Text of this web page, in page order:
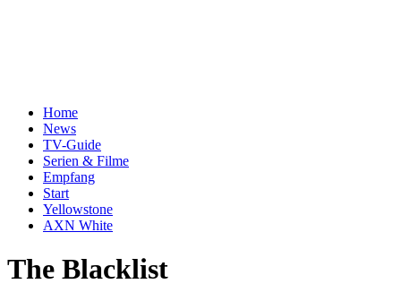
Home
News
TV-Guide
Serien & Filme
Empfang
Start
Yellowstone
AXN White
The Blacklist